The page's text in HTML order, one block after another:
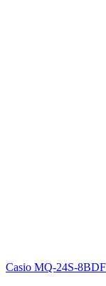
Casio MQ-24S-